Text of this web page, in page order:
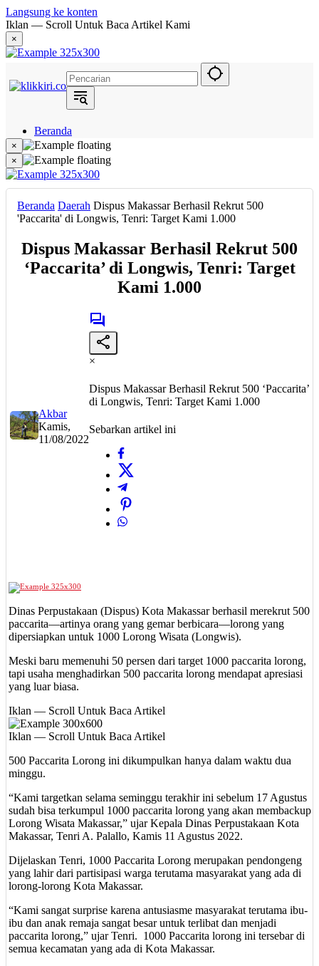
Langsung ke konten
Iklan — Scroll Untuk Baca Artikel Kami
×
Beranda
Hukum
Berita
Politik
Narasi
Metropolis
Eksekutif
×
×
Beranda Daerah Dispus Makassar Berhasil Rekrut 500
'Paccarita' di Longwis, Tenri: Target Kami 1.000
Dispus Makassar Berhasil Rekrut 500
‘Paccarita’ di Longwis, Tenri: Target
Kami 1.000
Akbar
Kamis,
11/08/2022
×
Dispus Makassar Berhasil Rekrut 500 ‘Paccarita’
di Longwis, Tenri: Target Kami 1.000
Sebarkan artikel ini
Dinas Perpustakaan (Dispus) Kota Makassar berhasil merekrut 500
paccarita—artinya orang yang gemar berbicara—lorong yang
dipersiapkan untuk 1000 Lorong Wisata (Longwis).
Meski baru memenuhi 50 persen dari target 1000 paccarita lorong,
tapi usaha menghadirkan 500 paccarita lorong mendapat apresiasi
yang luar biasa.
Iklan — Scroll Untuk Baca Artikel
Iklan — Scroll Untuk Baca Artikel
500 Paccarita Lorong ini dikumpulkan hanya dalam waktu dua
minggu.
“Kami targetkan selama seminggu terakhir ini sebelum 17 Agustus
sudah bisa terkumpul 1000 paccarita lorong yang akan membackup
Lorong Wisata Makassar,” ujar Kepala Dinas Perpustakaan Kota
Makassar, Tenri A. Palallo, Kamis 11 Agustus 2022.
Dijelaskan Tenri, 1000 Paccarita Lorong merupakan pendongeng
yang lahir dari partisipasi warga terutama masyarakat yang ada di
lorong-lorong Kota Makassar.
“Kami sangat surprise karena antusiasme masyarakat terutama ibu-
ibu dan anak remaja sangat besar untuk terlibat dan menjadi
paccarita lorong,” ujar Tenri. 1000 Paccarita lorong ini tersebar di
semua kecamatan yang ada di Kota Makassar.